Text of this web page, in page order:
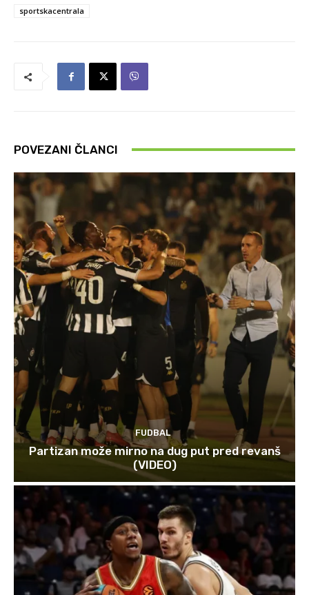
sportskacentrala
POVEZANI ČLANCI
FUDBAL
Partizan može mirno na dug put pred revanš
(VIDEO)